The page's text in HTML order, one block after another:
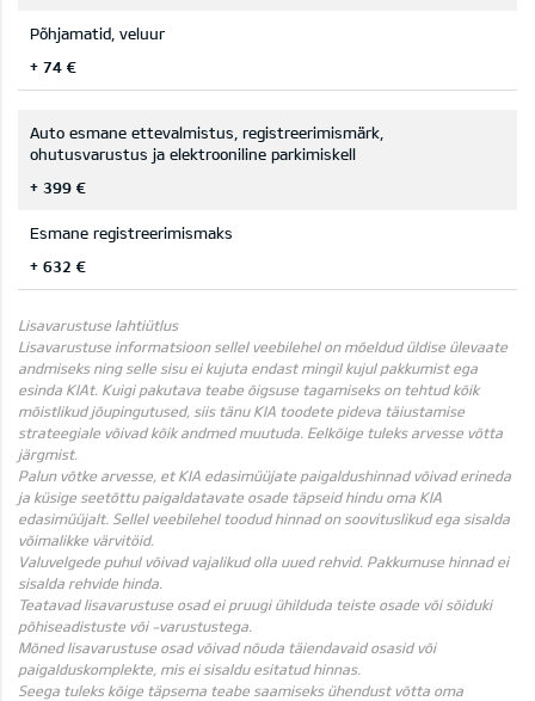
Põhjamatid, veluur
+ 74 €
Auto esmane ettevalmistus, registreerimismärk,
ohutusvarustus ja elektrooniline parkimiskell
+ 399 €
Esmane registreerimismaks
+ 632 €
Lisavarustuse lahtiütlus
Lisavarustuse informatsioon sellel veebilehel on mõeldud üldise ülevaate
andmiseks ning selle sisu ei kujuta endast mingil kujul pakkumist ega
esinda KIAt. Kuigi pakutava teabe õigsuse tagamiseks on tehtud kõik
mõistlikud jõupingutused, siis tänu KIA toodete pideva täiustamise
strateegiale võivad kõik andmed muutuda. Eelkõige tuleks arvesse võtta
järgmist.
Palun võtke arvesse, et KIA edasimüüjate paigaldushinnad võivad erineda
ja küsige seetõttu paigaldatavate osade täpseid hindu oma KIA
edasimüüjalt. Sellel veebilehel toodud hinnad on soovituslikud ega sisalda
võimalikke värvitöid.
Valuvelgede puhul võivad vajalikud olla uued rehvid. Pakkumuse hinnad ei
sisalda rehvide hinda.
Teatavad lisavarustuse osad ei pruugi ühilduda teiste osade või sõiduki
põhiseadistuste või -varustustega.
Mõned lisavarustuse osad võivad nõuda täiendavaid osasid või
paigalduskomplekte, mis ei sisaldu esitatud hinnas.
Seega tuleks kõige täpsema teabe saamiseks ühendust võtta oma